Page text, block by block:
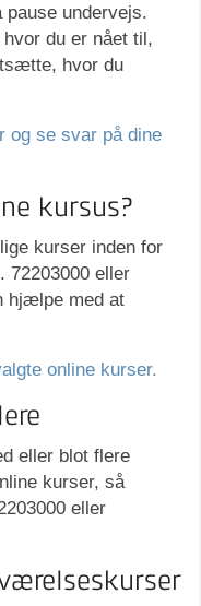
undervejs.
du er nået til,
hvor du
og se svar på dine
kursus?
kurser inden for
72203000 eller
hjælpe med at
online kurser.
eller blot flere
kurser, så
eller